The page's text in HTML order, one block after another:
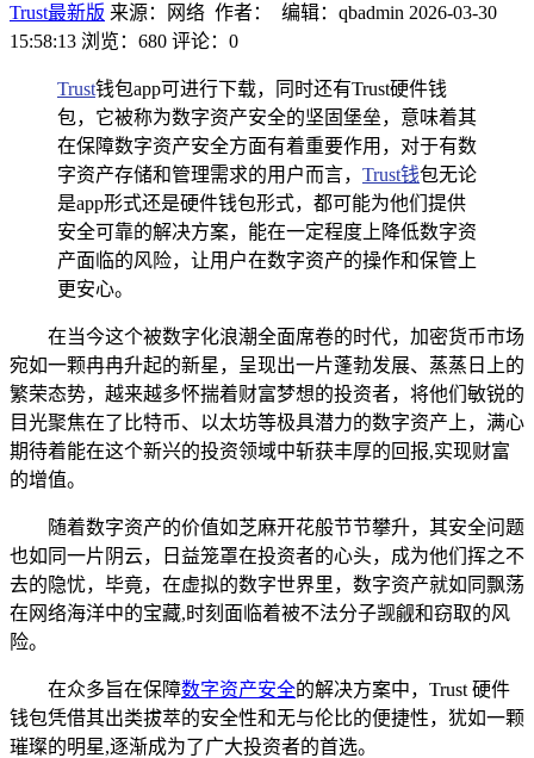
Trust最新版 来源：网络 作者： 编辑：qbadmin 2026-03-30
15:58:13 浏览：680 评论：0
Trust钱包app可进行下载，同时还有Trust硬件钱
包，它被称为数字资产安全的坚固堡垒，意味着其
在保障数字资产安全方面有着重要作用，对于有数
字资产存储和管理需求的用户而言， Trust钱包无论
是app形式还是硬件钱包形式，都可能为他们提供
安全可靠的解决方案，能在一定程度上降低数字资
产面临的风险，让用户在数字资产的操作和保管上
更安心。
在当今这个被数字化浪潮全面席卷的时代，加密货币市场
宛如一颗冉冉升起的新星，呈现出一片蓬勃发展、蒸蒸日上的
繁荣态势，越来越多怀揣着财富梦想的投资者，将他们敏锐的
目光聚焦在了比特币、以太坊等极具潜力的数字资产上，满心
期待着能在这个新兴的投资领域中斩获丰厚的回报,实现财富
的增值。
随着数字资产的价值如芝麻开花般节节攀升，其安全问题
也如同一片阴云，日益笼罩在投资者的心头，成为他们挥之不
去的隐忧，毕竟，在虚拟的数字世界里，数字资产就如同飘荡
在网络海洋中的宝藏,时刻面临着被不法分子觊觎和窃取的风
险。
在众多旨在保障数字资产安全的解决方案中，Trust 硬件
钱包凭借其出类拔萃的安全性和无与伦比的便捷性，犹如一颗
璀璨的明星,逐渐成为了广大投资者的首选。